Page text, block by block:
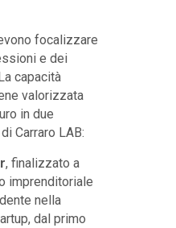
focalizzare
e dei
capacità
valorizzata
in due
Carraro LAB:
, finalizzato a
imprenditoriale
nella
dal primo